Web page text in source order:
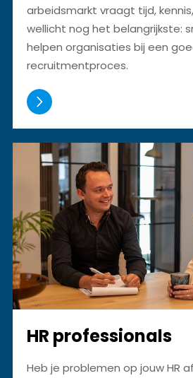
arbeidsmarkt vraagt tijd,
wellicht nog het belangrijkste:
helpen organisaties bij een
recruitmentproces.
HR professionals
Heb je problemen op jouw HR